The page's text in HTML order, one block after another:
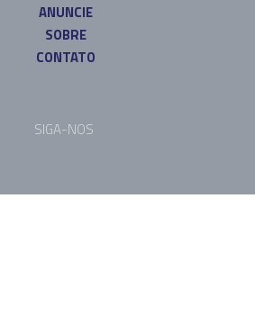
ANUNCIE
SOBRE
CONTATO
SIGA-NOS